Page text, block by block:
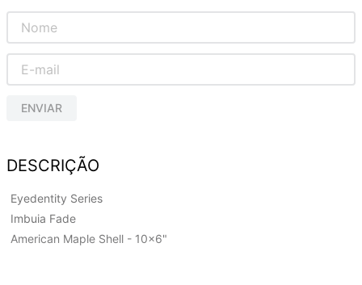
ENVIAR
DESCRIÇÃO
Eyedentity Series
Imbuia Fade
American Maple Shell - 10x6"